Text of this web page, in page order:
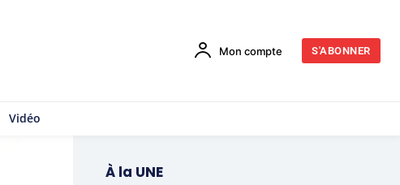
Mon compte S'ABONNER
Vidéo
À la UNE